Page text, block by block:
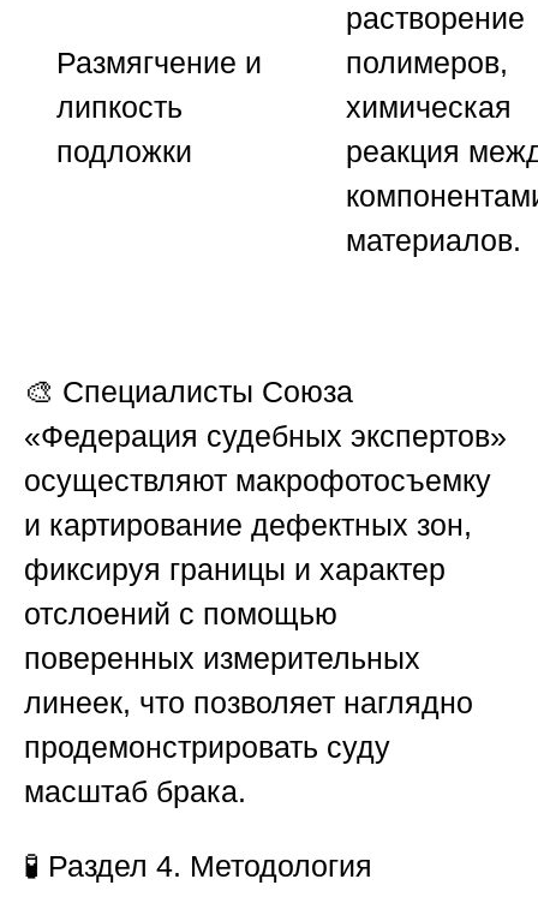
Размягчение и
липкость
подложки
растворение
полимеров,
химическая
реакция
материалов.
🎨 Специалисты Союза
«Федерация судебных экспертов»
осуществляют макрофотосъемку
и картирование дефектных зон,
фиксируя границы и характер
отслоений с помощью
поверенных измерительных
линеек, что позволяет наглядно
продемонстрировать суду
масштаб брака.
🧪 Раздел 4. Методология